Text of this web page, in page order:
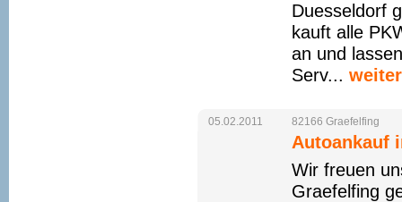
Duesseldorf
kauft alle
an und
Serv...
05.02.2011 82166 Graefelfing
Autoankauf
Wir freuen
Graefelfing